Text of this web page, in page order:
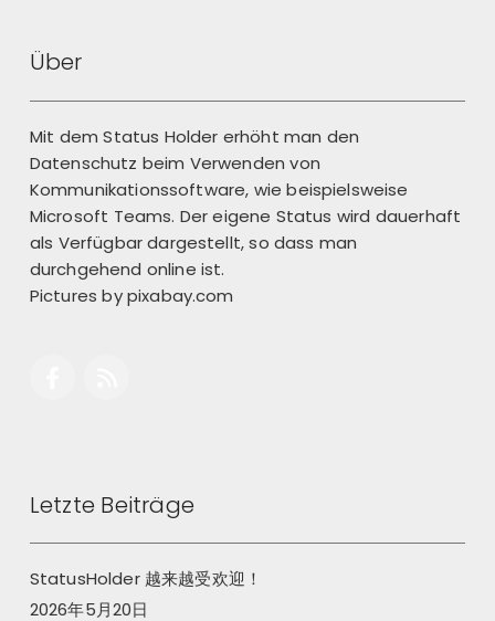
Über
Mit dem Status Holder erhöht man den
Datenschutz beim Verwenden von
Kommunikationssoftware, wie beispielsweise
Microsoft Teams. Der eigene Status wird dauerhaft
als Verfügbar dargestellt, so dass man
durchgehend online ist.
Pictures bypixabay.com
Letzte Beiträge
StatusHolder 越来越受欢迎！
2026年5月20日